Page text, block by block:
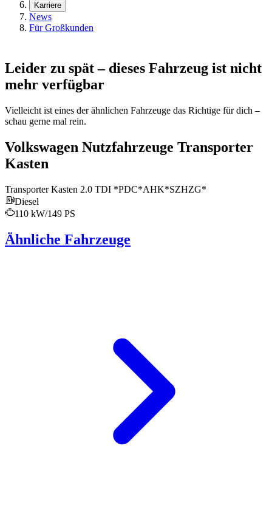
Karriere
News
Für Großkunden
Leider zu spät – dieses Fahrzeug ist nicht
mehr verfügbar
Vielleicht ist eines der ähnlichen Fahrzeuge das Richtige für dich –
schau gerne mal rein.
Volkswagen Nutzfahrzeuge Transporter
Kasten
Transporter Kasten 2.0 TDI *PDC*AHK*SZHZG*
Diesel
110 kW/149 PS
Ähnliche Fahrzeuge